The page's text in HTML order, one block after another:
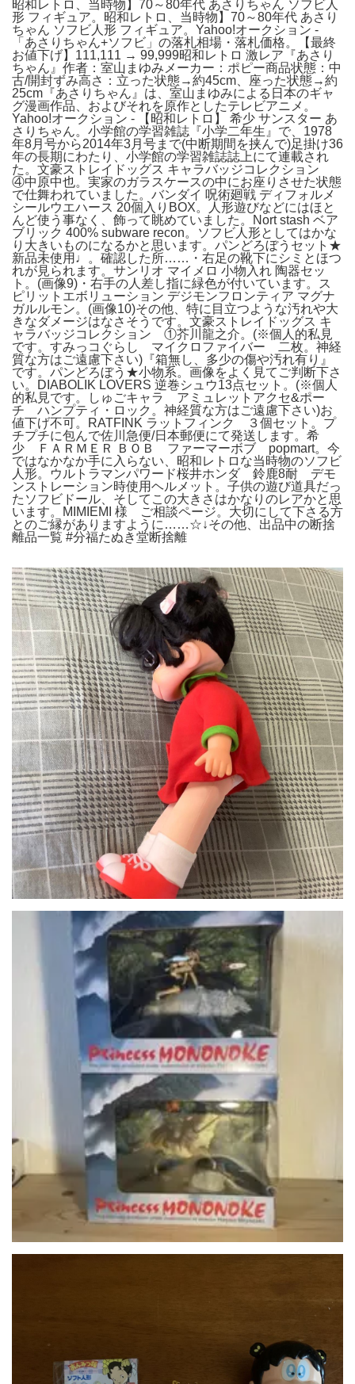
昭和レトロ、当時物】70～80年代 あさりちゃん ソフビ人
形 フィギュア。昭和レトロ、当時物】70～80年代 あさり
ちゃん ソフビ人形 フィギュア。Yahoo!オークション -
「あさりちゃん+ソフビ」の落札相場・落札価格。【最終
お値下げ】111,111 → 99,999昭和レトロ 激レア『あさり
ちゃん』作者：室山まゆみメーカー：ポピー商品状態：中
古/開封ずみ高さ：立った状態→約45cm、座った状態→約
25cm『あさりちゃん』は、室山まゆみによる日本のギャ
グ漫画作品、およびそれを原作としたテレビアニメ。
Yahoo!オークション - 【昭和レトロ】 希少 サンスター あ
さりちゃん。小学館の学習雑誌『小学二年生』で、1978
年8月号から2014年3月号まで(中断期間を挟んで)足掛け36
年の長期にわたり、小学館の学習雑誌誌上にて連載され
た。文豪ストレイドッグス キャラバッジコレクション
④中原中也。実家のガラスケースの中にお座りさせた状態
で仕舞われていました。バンダイ 呪術廻戦 ディフォルメ
シールウエハース 20個入りBOX。人形遊びなどにはほと
んど使う事なく、飾って眺めていました。Nort stash ベア
ブリック 400% subware recon。ソフビ人形としてはかな
り大きいものになるかと思います。パンどろぼうセット★
新品未使用♩。確認した所……・右足の靴下にシミとほつ
れが見られます。サンリオ マイメロ 小物入れ 陶器セッ
ト。(画像9)・右手の人差し指に緑色が付いています。ス
ピリットエボリューション デジモンフロンティア マグナ
ガルルモン。(画像10)その他、特に目立つような汚れや大
きなダメージはなさそうです。文豪ストレイドッグス キ
ャラバッジコレクション ①芥川龍之介。(※個人的私見
です。すみっコぐらし マイクロファイバー 二枚。神経
質な方はご遠慮下さい)『箱無し、多少の傷や汚れ有り』
です。パンどろぼう★小物系。画像をよく見てご判断下さ
い。DIABOLIK LOVERS 逆巻シュウ13点セット。(※個人
的私見です。しゅごキャラ アミュレットアクセ&ポー
チ ハンプティ・ロック。神経質な方はご遠慮下さい)お
値下げ不可。RATFINK ラットフィンク ３個セット。プ
チプチに包んで佐川急便/日本郵便にて発送します。希
少 ＦＡＲＭＥＲ ＢＯＢ ファーマーボブ popmart。今
ではなかなか手に入らない、昭和レトロな当時物のソフビ
人形。ウルトラマンパワード桜井ホンダ 鈴鹿8耐 デモ
ンストレーション時使用ヘルメット。子供の遊び道具だっ
たソフビドール、そしてこの大きさはかなりのレアかと思
います。MIMIEMI 様 ご相談ページ。大切にして下さる方
とのご縁がありますように……☆↓その他、出品中の断捨
離品一覧 #分福たぬき堂断捨離